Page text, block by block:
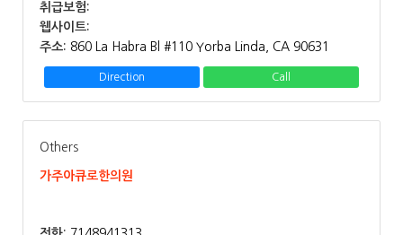
취급보험:
웹사이트:
주소: 860 La Habra Bl #110 Yorba Linda, CA 90631
Direction Call
Others
가주아큐로한의원